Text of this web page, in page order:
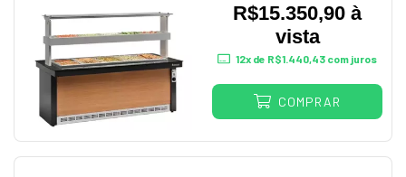
R$15.350,90 à
vista
12x de R$1.440,43com juros
COMPRAR